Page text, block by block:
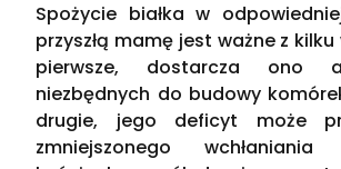
Spożycie białka w
przyszłą mamę jest ważne z
pierwsze, dostarcza ono
niezbędnych do budowy
drugie, jego deficyt może
zmniejszonego